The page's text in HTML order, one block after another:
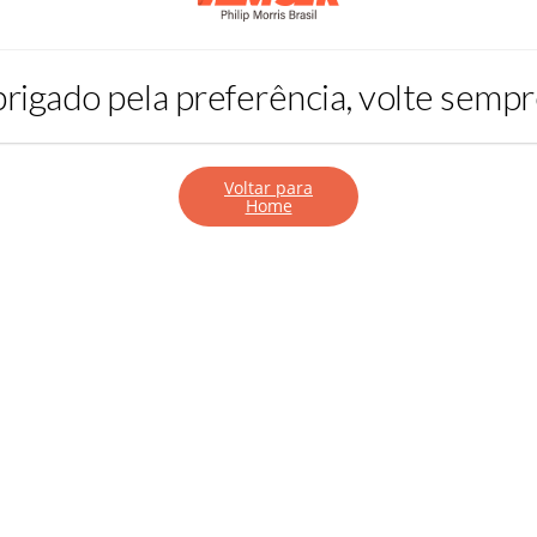
pela preferência, volte
Voltar para
Home